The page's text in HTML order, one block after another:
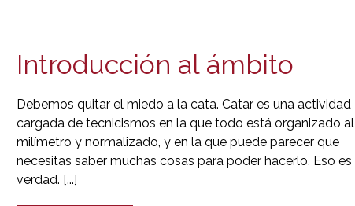
Introducción al ámbito
Debemos quitar el miedo a la cata. Catar es una actividad
cargada de tecnicismos en la que todo está organizado al
milímetro y normalizado, y en la que puede parecer que
necesitas saber muchas cosas para poder hacerlo. Eso es
verdad. [...]